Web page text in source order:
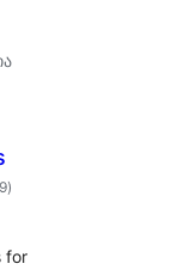
საერთო
რეიტინგი
)
for